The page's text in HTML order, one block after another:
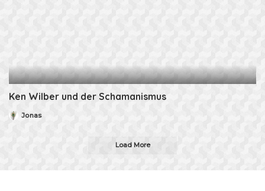
Ken Wilber und der Schamanismus
Posted
Jonas
Load More